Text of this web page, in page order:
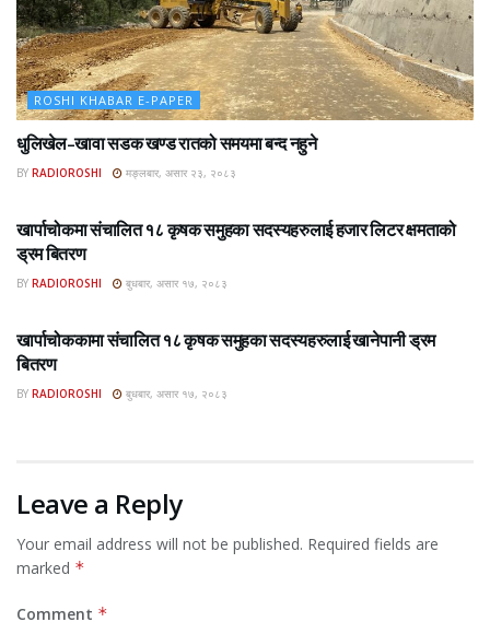
ROSHI KHABAR E-PAPER
धुलिखेल–खावा सडक खण्ड रातको समयमा बन्द नहुने
BY RADIOROSHI मङ्लबार, असार २३, २०८३
खार्पाचोकमा संचालित १८ कृषक समुहका सदस्यहरुलाई हजार लिटर क्षमताको
ड्रम बितरण
BY RADIOROSHI बुधबार, असार १७, २०८३
खार्पाचोककामा संचालित १८ कृषक समुहका सदस्यहरुलाई खानेपानी ड्रम
बितरण
BY RADIOROSHI बुधबार, असार १७, २०८३
Leave a Reply
Your email address will not be published. Required fields are
marked *
Comment *